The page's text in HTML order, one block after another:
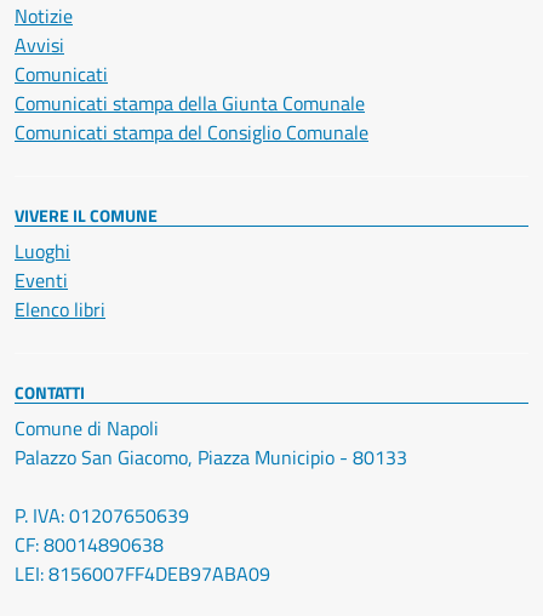
Notizie
Avvisi
Comunicati
Comunicati stampa della Giunta Comunale
Comunicati stampa del Consiglio Comunale
VIVERE IL COMUNE
Luoghi
Eventi
Elenco libri
CONTATTI
Comune di Napoli
Palazzo San Giacomo, Piazza Municipio - 80133
P. IVA: 01207650639
CF: 80014890638
LEI: 8156007FF4DEB97ABA09